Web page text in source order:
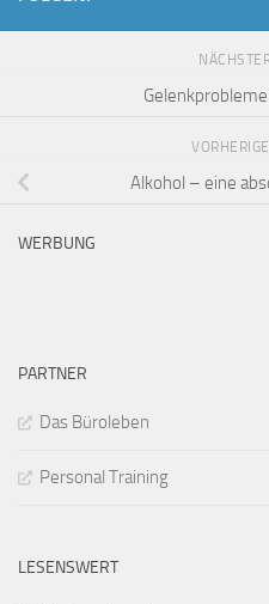
Alkohol – eine
WERBUNG
PARTNER
Das Büroleben
Personal Training
LESENSWERT